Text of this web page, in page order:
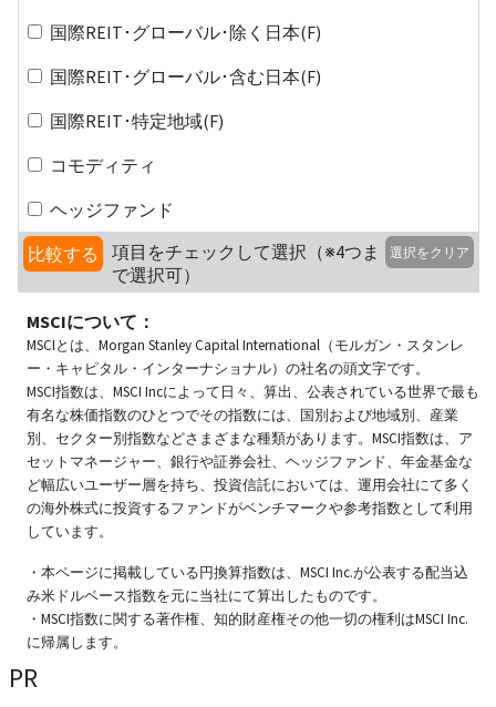
国際REIT･グローバル･除く日本(F)
国際REIT･グローバル･含む日本(F)
国際REIT･特定地域(F)
コモディティ
ヘッジファンド
比較する
項目をチェックして選択（※4つま
で選択可）
選択をクリア
MSCIについて：
MSCIとは、Morgan Stanley Capital International（モルガン・スタンレ
ー・キャピタル・インターナショナル）の社名の頭文字です。
MSCI指数は、MSCI Incによって日々、算出、公表されている世界で最も
有名な株価指数のひとつでその指数には、国別および地域別、産業
別、セクター別指数などさまざまな種類があります。MSCI指数は、ア
セットマネージャー、銀行や証券会社、ヘッジファンド、年金基金な
ど幅広いユーザー層を持ち、投資信託においては、運用会社にて多く
の海外株式に投資するファンドがベンチマークや参考指数として利用
しています。
・本ページに掲載している円換算指数は、MSCI Inc.が公表する配当込
み米ドルベース指数を元に当社にて算出したものです。
・MSCI指数に関する著作権、知的財産権その他一切の権利はMSCI Inc.
に帰属します。
PR